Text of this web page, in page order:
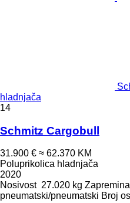
hladnjača
14
Schmitz Cargobull
31.900 € ≈ 62.370 KM
Poluprikolica hladnjača
2020
Nosivost 27.020 kg Zapremina
pneumatski/pneumatski Broj